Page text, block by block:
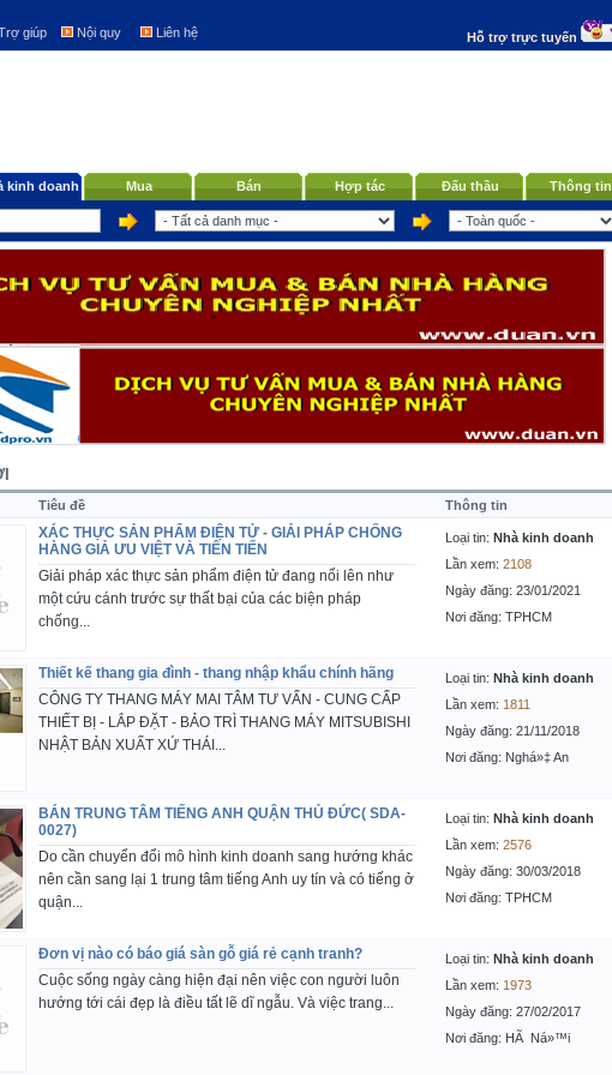
giúp Nội quy Liên hệ Hỗ trợ trực tuyến
kinh doanh Mua Bán Hợp tác Đấu thầu Thông tin
Tiêu đề Thông tin
XÁC THỰC SẢN PHẨM ĐIỆN TỬ - GIẢI PHÁP CHỐNG
HÀNG GIẢ ƯU VIỆT VÀ TIÊN TIẾN
Giải pháp xác thực sản phẩm điện tử đang nổi lên như
một cứu cánh trước sự thất bại của các biện pháp
chống...
Loại tin: Nhà kinh doanh
Lần xem: 2108
Ngày đăng: 23/01/2021
Nơi đăng: TPHCM
Thiết kế thang gia đình - thang nhập khẩu chính hãng
CÔNG TY THANG MÁY MAI TÂM TƯ VẤN - CUNG CẤP
THIẾT BỊ - LẮP ĐẶT - BẢO TRÌ THANG MÁY MITSUBISHI
NHẬT BẢN XUẤT XỨ THÁI...
Loại tin: Nhà kinh doanh
Lần xem: 1811
Ngày đăng: 21/11/2018
Nơi đăng: Nghá»‡ An
BÁN TRUNG TÂM TIẾNG ANH QUẬN THỦ ĐỨC( SDA-
0027)
Do cần chuyển đổi mô hình kinh doanh sang hướng khác
nên cần sang lại 1 trung tâm tiếng Anh uy tín và có tiếng ở
quận...
Loại tin: Nhà kinh doanh
Lần xem: 2576
Ngày đăng: 30/03/2018
Nơi đăng: TPHCM
Đơn vị nào có báo giá sàn gỗ giá rẻ cạnh tranh?
Cuộc sống ngày càng hiện đại nên việc con người luôn
hướng tới cái đẹp là điều tất lẽ dĩ ngẫu. Và việc trang...
Loại tin: Nhà kinh doanh
Lần xem: 1973
Ngày đăng: 27/02/2017
Nơi đăng: HÃ Ná»™i